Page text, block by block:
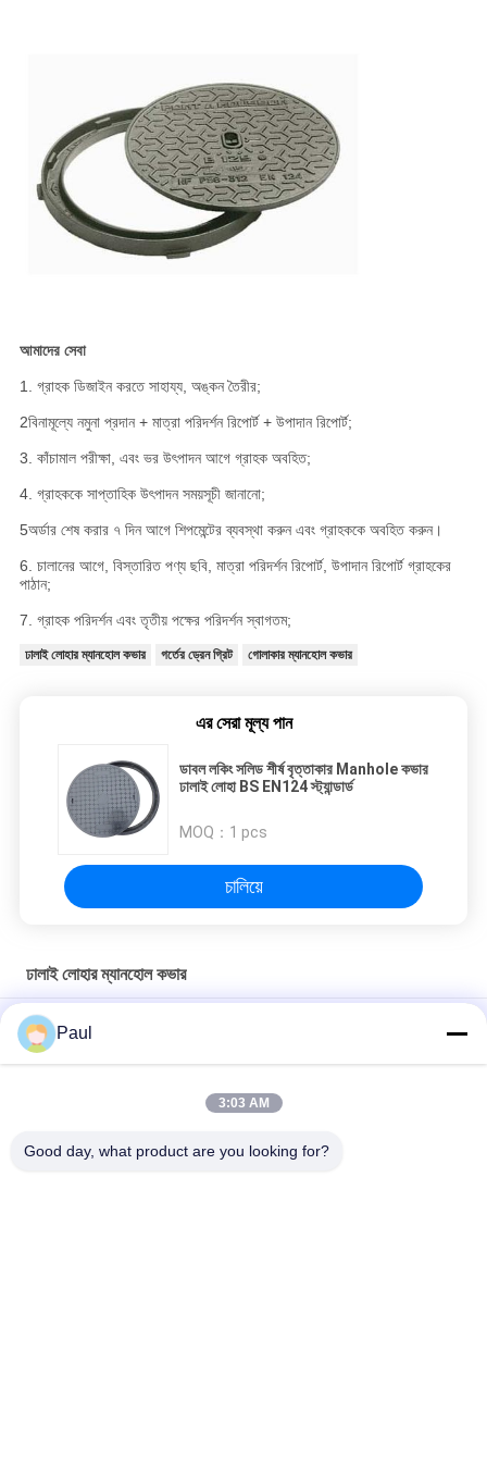
আমাদের সেবা
1. গ্রাহক ডিজাইন করতে সাহায্য, অঙ্কন তৈরীর;
2বিনামূল্যে নমুনা প্রদান + মাত্রা পরিদর্শন রিপোর্ট + উপাদান রিপোর্ট;
3. কাঁচামাল পরীক্ষা, এবং ভর উৎপাদন আগে গ্রাহক অবহিত;
4. গ্রাহককে সাপ্তাহিক উৎপাদন সময়সূচী জানানো;
5অর্ডার শেষ করার ৭ দিন আগে শিপমেন্টের ব্যবস্থা করুন এবং গ্রাহককে অবহিত করুন।
6. চালানের আগে, বিস্তারিত পণ্য ছবি, মাত্রা পরিদর্শন রিপোর্ট, উপাদান রিপোর্ট গ্রাহকের
পাঠান;
7. গ্রাহক পরিদর্শন এবং তৃতীয় পক্ষের পরিদর্শন স্বাগতম;
ঢালাই লোহার ম্যানহোল কভার গর্তের ড্রেন গ্রিট গোলাকার ম্যানহোল কভার
এর সেরা মূল্য পান
ডাবল লকিং সলিড শীর্ষ বৃত্তাকার Manhole কভার
ঢালাই লোহা BS EN124 স্ট্যান্ডার্ড
MOQ： 1 pcs
চালিয়ে
ঢালাই লোহার ম্যানহোল কভার
ভারী দায়িত্ব নমনীয় ঢালাই লোহা চ্যানেল ট্রেঞ্চ ড্রেন গ্রিটস ট্রেঞ্চ ড্রেন গ্রিটিং কভার
BS EN124 কাস্ট ডুক্টাইল আয়রন ম্যানহোল কভার GGG500-7 কাঠামোর জন্য ফ্রেম
Paul
3:03 AM
Good day, what product are you looking for?